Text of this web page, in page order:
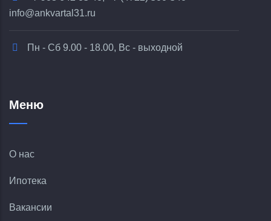
info@ankvartal31.ru
Пн - Сб 9.00 - 18.00, Вс - выходной
Меню
О нас
Ипотека
Вакансии